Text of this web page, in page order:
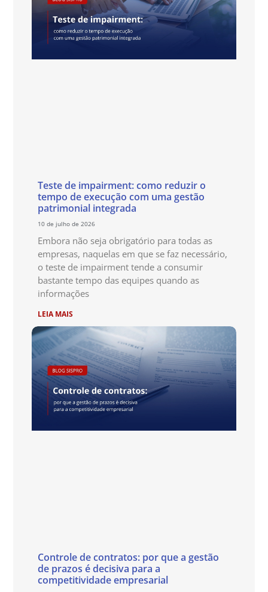
Teste de impairment: como reduzir o
tempo de execução com uma gestão
patrimonial integrada
10 de julho de 2026
Embora não seja obrigatório para todas as
empresas, naquelas em que se faz necessário,
o teste de impairment tende a consumir
bastante tempo das equipes quando as
informações
LEIA MAIS
Controle de contratos: por que a gestão
de prazos é decisiva para a
competitividade empresarial